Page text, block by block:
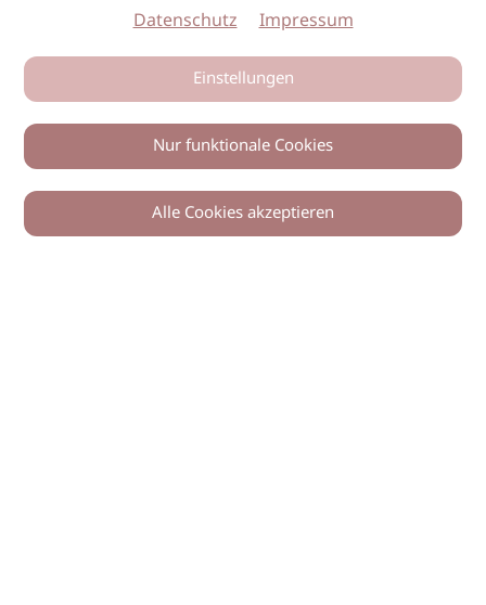
0
Datenschutz Impressum
Einstellungen
Nur funktionale Cookies
Alle Cookies akzeptieren